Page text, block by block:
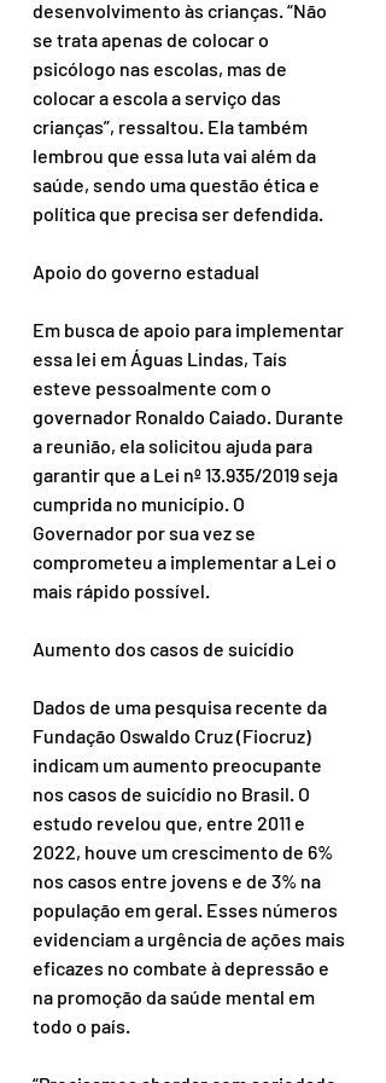
desenvolvimento às crianças. “Não
se trata apenas de colocar o
psicólogo nas escolas, mas de
colocar a escola a serviço das
crianças”, ressaltou. Ela também
lembrou que essa luta vai além da
saúde, sendo uma questão ética e
política que precisa ser defendida.
Apoio do governo estadual
Em busca de apoio para implementar
essa lei em Águas Lindas, Taís
esteve pessoalmente com o
governador Ronaldo Caiado. Durante
a reunião, ela solicitou ajuda para
garantir que a Lei nº 13.935/2019 seja
cumprida no município. O
Governador por sua vez se
comprometeu a implementar a Lei o
mais rápido possível.
Aumento dos casos de suicídio
Dados de uma pesquisa recente da
Fundação Oswaldo Cruz (Fiocruz)
indicam um aumento preocupante
nos casos de suicídio no Brasil. O
estudo revelou que, entre 2011 e
2022, houve um crescimento de 6%
nos casos entre jovens e de 3% na
população em geral. Esses números
evidenciam a urgência de ações mais
eficazes no combate à depressão e
na promoção da saúde mental em
todo o país.